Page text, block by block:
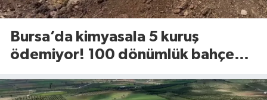
Bursa’da kimyasala 5 kuruş
ödemiyor! 100 dönümlük bahçede